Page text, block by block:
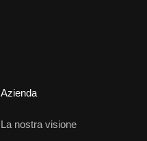
Azienda
La nostra visione